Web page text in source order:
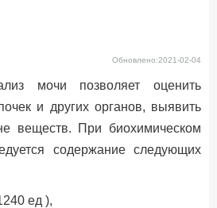
Обновлено:2021-02-04
мочи позволяет оценить
и других органов, выявить
веществ. При биохимическом
содержание следующих
ед ),